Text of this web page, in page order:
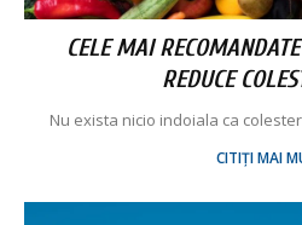
CELE MAI
REDUCE
Nu exista nicio indoiala ca
CITIȚI MAI